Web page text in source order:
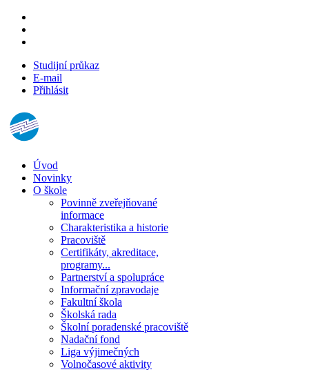
Studijní průkaz
E-mail
Přihlásit
Úvod
Novinky
O škole
Povinně zveřejňované
informace
Charakteristika a historie
Pracoviště
Certifikáty, akreditace,
programy...
Partnerství a spolupráce
Informační zpravodaje
Fakultní škola
Školská rada
Školní poradenské pracoviště
Nadační fond
Liga výjimečných
Volnočasové aktivity